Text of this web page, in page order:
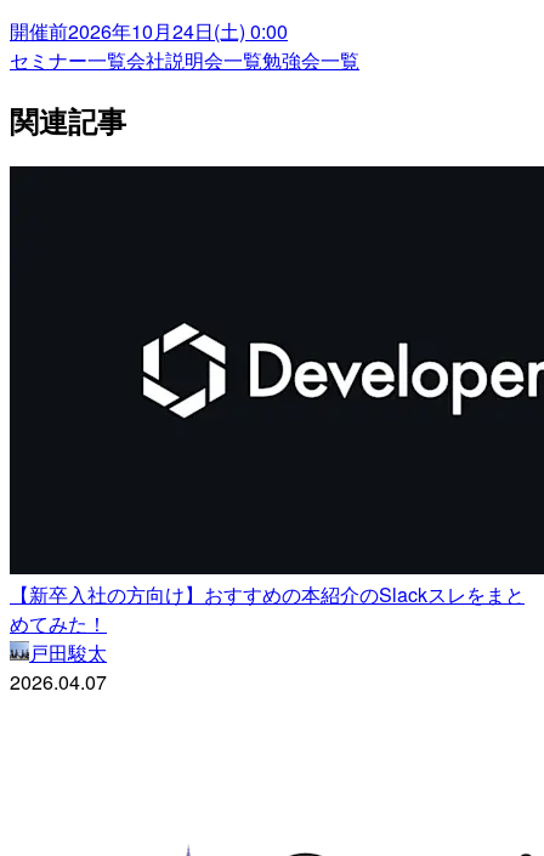
開催前2026年10月24日(土) 0:00
セミナー一覧会社説明会一覧勉強会一覧
関連記事
【新卒入社の方向け】おすすめの本紹介のSlackスレをまと
めてみた！
戸田駿太
2026.04.07